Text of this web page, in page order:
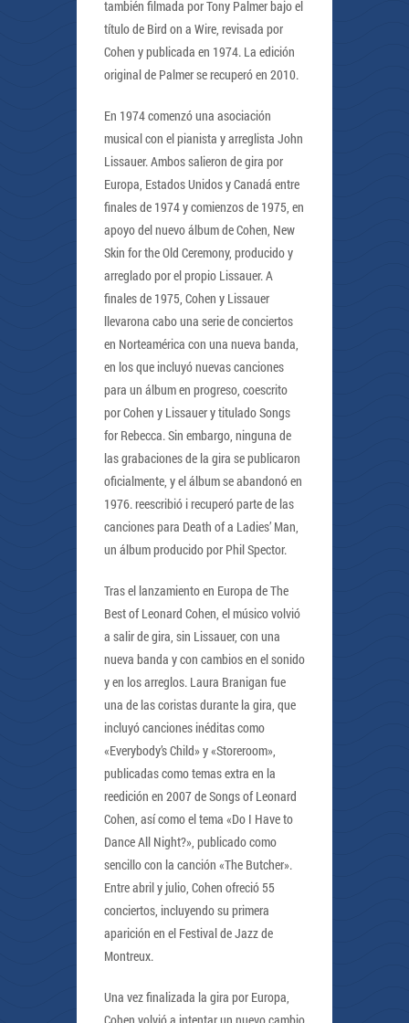
también filmada por Tony Palmer bajo el
título de Bird on a Wire, revisada por
Cohen y publicada en 1974. La edición
original de Palmer se recuperó en 2010.
En 1974 comenzó una asociación
musical con el pianista y arreglista John
Lissauer. Ambos salieron de gira por
Europa, Estados Unidos y Canadá entre
finales de 1974 y comienzos de 1975, en
apoyo del nuevo álbum de Cohen, New
Skin for the Old Ceremony, producido y
arreglado por el propio Lissauer. A
finales de 1975, Cohen y Lissauer
llevarona cabo una serie de conciertos
en Norteamérica con una nueva banda,
en los que incluyó nuevas canciones
para un álbum en progreso, coescrito
por Cohen y Lissauer y titulado Songs
for Rebecca. Sin embargo, ninguna de
las grabaciones de la gira se publicaron
oficialmente, y el álbum se abandonó en
1976. reescribió i recuperó parte de las
canciones para Death of a Ladies’ Man,
un álbum producido por Phil Spector.
Tras el lanzamiento en Europa de The
Best of Leonard Cohen, el músico volvió
a salir de gira, sin Lissauer, con una
nueva banda y con cambios en el sonido
y en los arreglos. Laura Branigan fue
una de las coristas durante la gira, que
incluyó canciones inéditas como
«Everybody’s Child» y «Storeroom»,
publicadas como temas extra en la
reedición en 2007 de Songs of Leonard
Cohen, así como el tema «Do I Have to
Dance All Night?», publicado como
sencillo con la canción «The Butcher».
Entre abril y julio, Cohen ofreció 55
conciertos, incluyendo su primera
aparición en el Festival de Jazz de
Montreux.
Una vez finalizada la gira por Europa,